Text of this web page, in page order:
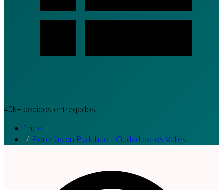
40k+ pedidos entregados
Inicio
Florerías en Pudahuel - Ciudad de los Valles